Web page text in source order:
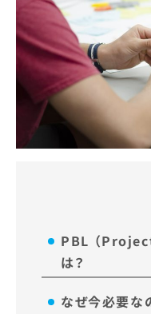
PBL （
は？
なぜ今必要な